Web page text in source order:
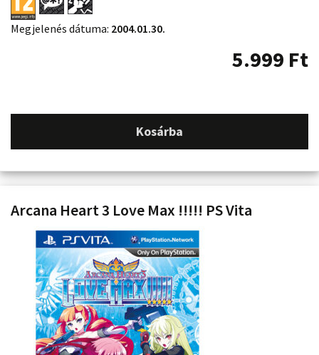
Megjelenés dátuma: 2004.01.30.
5.999 Ft
Kosárba
Arcana Heart 3 Love Max !!!!! PS Vita